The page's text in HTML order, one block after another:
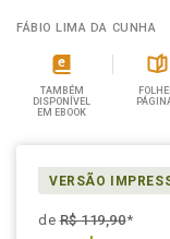
FÁBIO LIMA DA CUNHA
TAMBÉM
DISPONÍVEL
EM EBOOK
VERSÃO
deR$ 119,90*